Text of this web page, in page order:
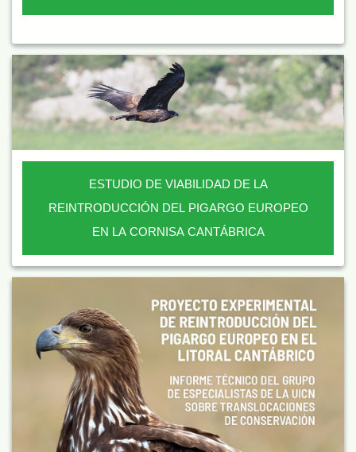
ESTUDIO DE VIABILIDAD DE LA
REINTRODUCCIÓN DEL PIGARGO EUROPEO
EN LA CORNISA CANTÁBRICA